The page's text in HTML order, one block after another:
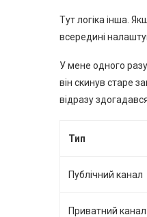
Тут логіка інша.
всередині
У мене одного
він скинув старе
відразу
Тип
Публічний канал
Приватний канал